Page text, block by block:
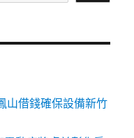
山借錢確保設備新竹